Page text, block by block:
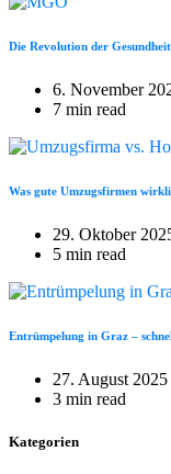
Die Revolution der
6. November
7 min read
Was gute Umzugsfirmen
29. Oktober
5 min read
Entrümpelung in Graz –
27. August 2025
3 min read
Kategorien